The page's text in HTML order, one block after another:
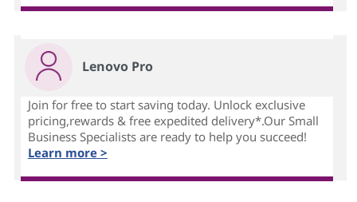
Lenovo Pro
Join for free to start saving today. Unlock exclusive
pricing,rewards & free expedited delivery*.Our Small
Business Specialists are ready to help you succeed!
Learn more >